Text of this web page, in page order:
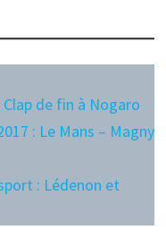
de fin à Nogaro
: Le Mans – Magny
: Lédenon et